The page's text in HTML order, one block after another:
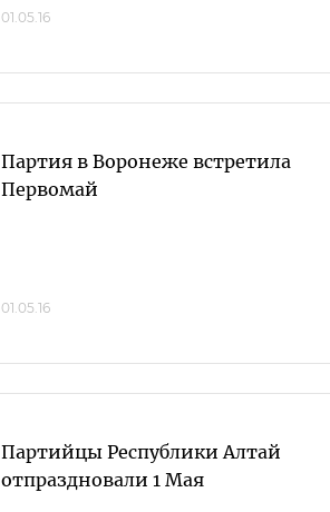
01.05.16
Партия в Воронеже встретила
Первомай
01.05.16
Партийцы Республики Алтай
отпраздновали 1 Мая